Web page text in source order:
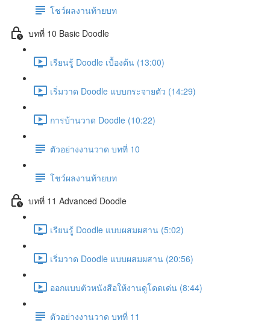
โชว์ผลงานท้ายบท
บทที่ 10 Basic Doodle
เรียนรู้ Doodle เบื้องต้น (13:00)
เริ่มวาด Doodle แบบกระจายตัว (14:29)
การบ้านวาด Doodle (10:22)
ตัวอย่างงานวาด บทที่ 10
โชว์ผลงานท้ายบท
บทที่ 11 Advanced Doodle
เรียนรู้ Doodle แบบผสมผสาน (5:02)
เริ่มวาด Doodle แบบผสมผสาน (20:56)
ออกแบบตัวหนังสือให้งานดูโดดเด่น (8:44)
ตัวอย่างงานวาด บทที่ 11